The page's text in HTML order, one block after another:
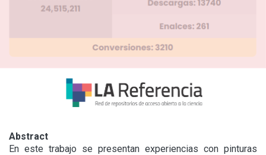
Abstract
En este trabajo se presentan experiencias con pinturas